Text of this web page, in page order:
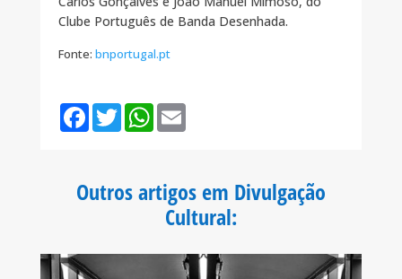
Clube Português de Banda Desenhada.
Fonte: bnportugal.pt
F
o
T
w
r
W
p
E
Outros artigos em Divulgação
Cultural: